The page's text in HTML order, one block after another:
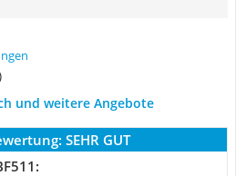
und weitere Angebote
SEHR GUT